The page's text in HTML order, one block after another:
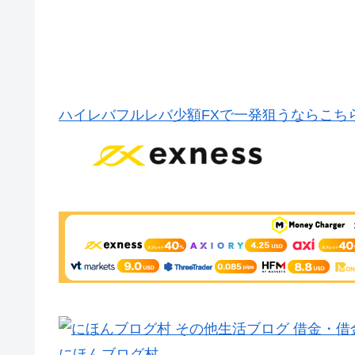
ハイレバフルレバ少額FXで一発狙うならこち